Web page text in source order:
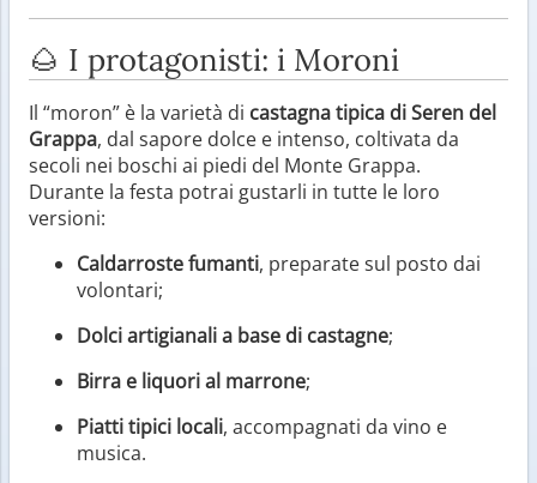
🌰 I protagonisti: i Moroni
Il “moron” è la varietà di castagna tipica di Seren del
Grappa, dal sapore dolce e intenso, coltivata da
secoli nei boschi ai piedi del Monte Grappa.
Durante la festa potrai gustarli in tutte le loro
versioni:
Caldarroste fumanti, preparate sul posto dai
volontari;
Dolci artigianali a base di castagne;
Birra e liquori al marrone;
Piatti tipici locali, accompagnati da vino e
musica.